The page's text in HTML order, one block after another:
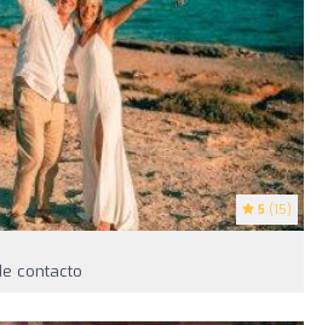
5 (15)
contacto